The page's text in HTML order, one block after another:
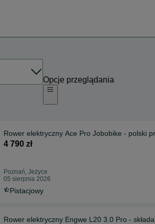
Opcje przeglądania
Rower elektryczny Ace Pro Jobobike - polski
4 790 zł
Poznań, Jeżyce
05 sierpnia 2026
Pistacjowy
Rower elektryczny Engwe L20 3.0 Pro -